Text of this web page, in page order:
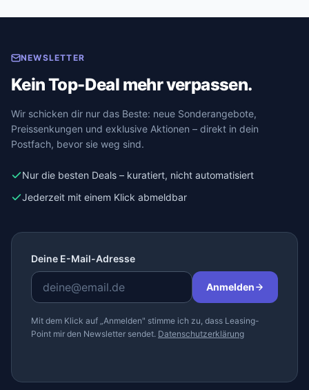
NEWSLETTER
Kein Top-Deal mehr verpassen.
Wir schicken dir nur das Beste: neue Sonderangebote,
Preissenkungen und exklusive Aktionen – direkt in dein
Postfach, bevor sie weg sind.
Nur die besten Deals – kuratiert, nicht automatisiert
Jederzeit mit einem Klick abmeldbar
Deine E-Mail-Adresse
Anmelden
Mit dem Klick auf „Anmelden" stimme ich zu, dass Leasing-
Point mir den Newsletter sendet. Datenschutzerklärung